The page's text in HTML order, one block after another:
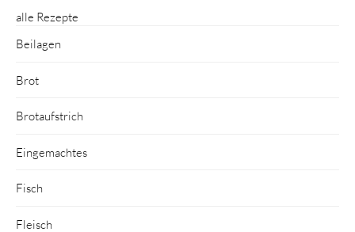
alle Rezepte
Beilagen
Brot
Brotaufstrich
Eingemachtes
Fisch
Fleisch